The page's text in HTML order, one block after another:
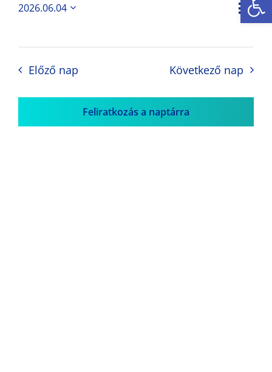
Nap
2026.06.04
Előző nap Következő nap
Feliratkozás a naptárra